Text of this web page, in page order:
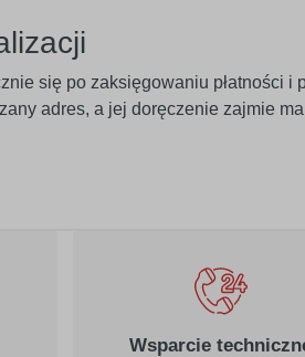
się po zaksięgowaniu płatności
adres, a jej doręczenie zajmie
Wsparcie